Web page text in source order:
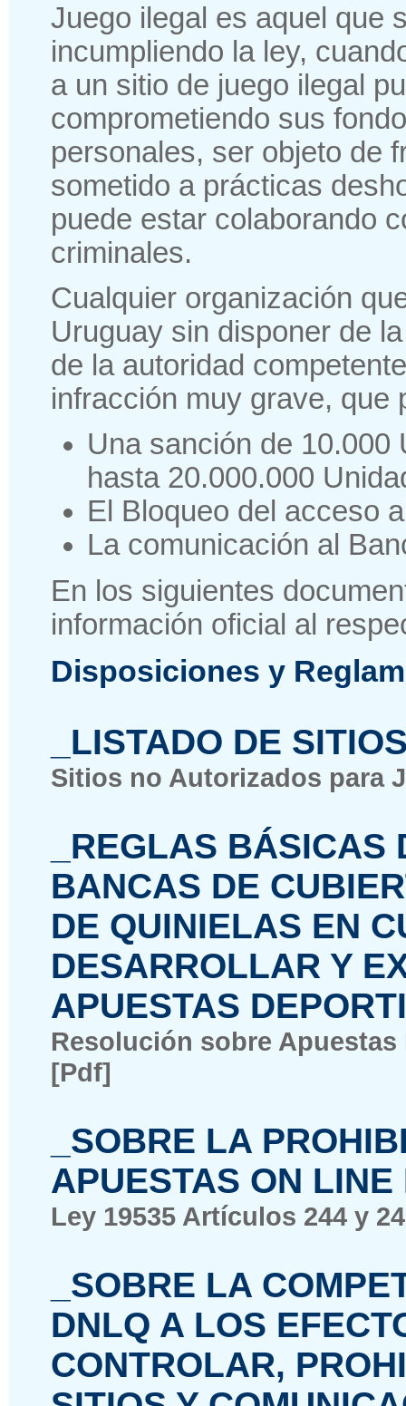
Juego ilegal es aquel que
incumpliendo la ley,
a un sitio de juego ilegal
comprometiendo sus
personales, ser objeto de
sometido a prácticas
puede estar colaborando
criminales.
Cualquier organización
Uruguay sin disponer de
de la autoridad
infracción muy grave, que
Una sanción de 10.000
hasta 20.000.000
El Bloqueo del acceso
La comunicación al
En los siguientes
información oficial al
Disposiciones y
_LISTADO DE
Sitios no Autorizados para
_REGLAS
BANCAS DE
DE QUINIELAS EN
DESARROLLAR Y
APUESTAS
Resolución sobre
[Pdf]
_SOBRE LA
APUESTAS ON LINE
Ley 19535 Artículos 244 y
_SOBRE LA
DNLQ A LOS
CONTROLAR,